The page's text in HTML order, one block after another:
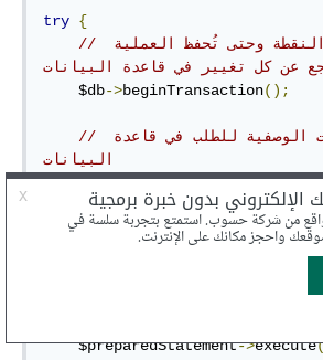
try {
// بدءًا من هذه النقطة وحتى تُحفظ العملية
عن كل تغيير في قاعدة البيانات
    $db
->beginTransaction();
// إضافة البيانات الوصفية للطلب في قاعدة
البيانات
    $preparedStatement
= $db->
'INSERT INTO `orders`
`name`, `address`,
    $preparedStatement
->execute